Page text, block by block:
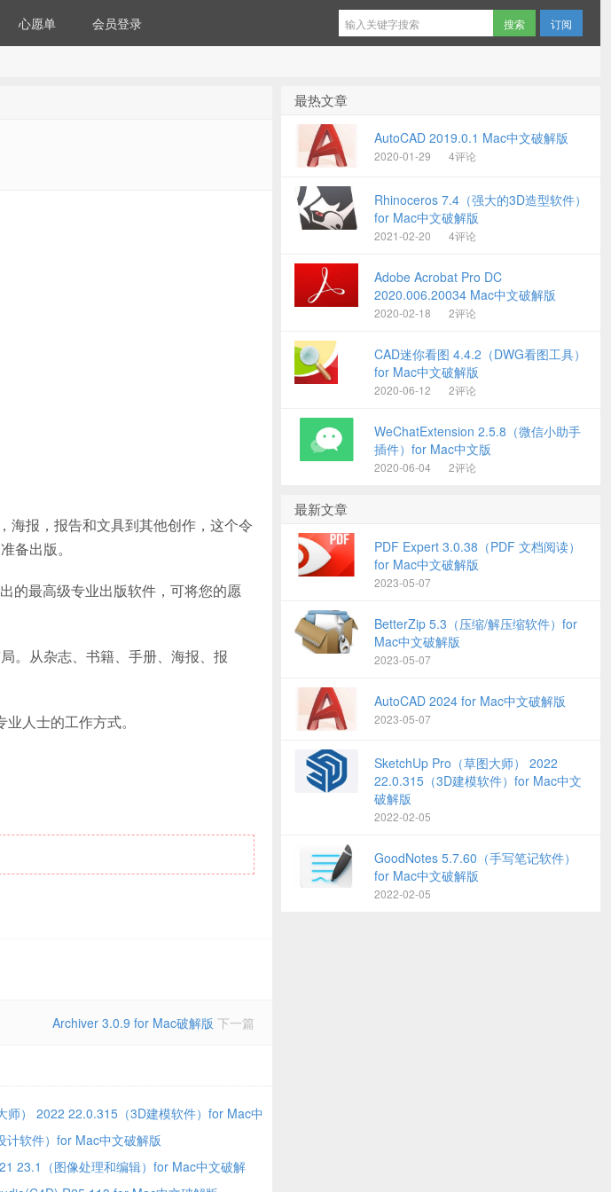
心愿单 会员登录 订阅
海报，报告和文具到其他创作，这个令
备出版。
的最高级专业出版软件，可将您的愿
。从杂志、书籍、手册、海报、报
人士的工作方式。
Archiver 3.0.9 for Mac破解版 下一篇
师） 2022 22.0.315（3D建模软件）for Mac中
计软件）for Mac中文破解版
23.1（图像处理和编辑）for Mac中文破解
最热文章
AutoCAD 2019.0.1 Mac中文破解版
2020-01-29 4评论
Rhinoceros 7.4（强大的3D造型软件）
for Mac中文破解版
2021-02-20 4评论
Adobe Acrobat Pro DC
2020.006.20034 Mac中文破解版
2020-02-18 2评论
CAD迷你看图 4.4.2（DWG看图工具）
for Mac中文破解版
2020-06-12 2评论
WeChatExtension 2.5.8（微信小助手
插件）for Mac中文版
2020-06-04 2评论
最新文章
PDF Expert 3.0.38（PDF 文档阅读）
for Mac中文破解版
2023-05-07
BetterZip 5.3（压缩/解压缩软件）for
Mac中文破解版
2023-05-07
AutoCAD 2024 for Mac中文破解版
2023-05-07
SketchUp Pro（草图大师） 2022
22.0.315（3D建模软件）for Mac中文
破解版
2022-02-05
GoodNotes 5.7.60（手写笔记软件）
for Mac中文破解版
2022-02-05